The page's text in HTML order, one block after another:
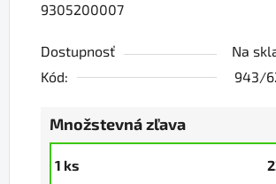
9305200007
Dostupnosť Na
Kód:
943/
Množstevná zľava
1 ks